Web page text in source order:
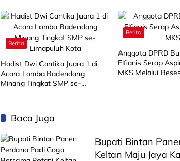
Berita
Hadist Dwi Cantika Juara 1 di
Acara Lomba Badendang
Minang Tingkat SMP se-
Berita
Anggota DPRD
Elfianis Serap
MKS Melalui
Baca Juga
Bupati Bintan
Keltan Maju Jaya